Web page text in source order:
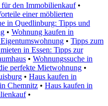
den Immobilienkauf•
einer möblierten
in Quedlinburg: Tipps und
• Wohnung kaufen in
• Tipps zum
in Essen: Tipps zur
• Wohnungssuche in
perfekte Mietwohnung •
• Haus kaufen in
Chemnitz • Haus kaufen in
•